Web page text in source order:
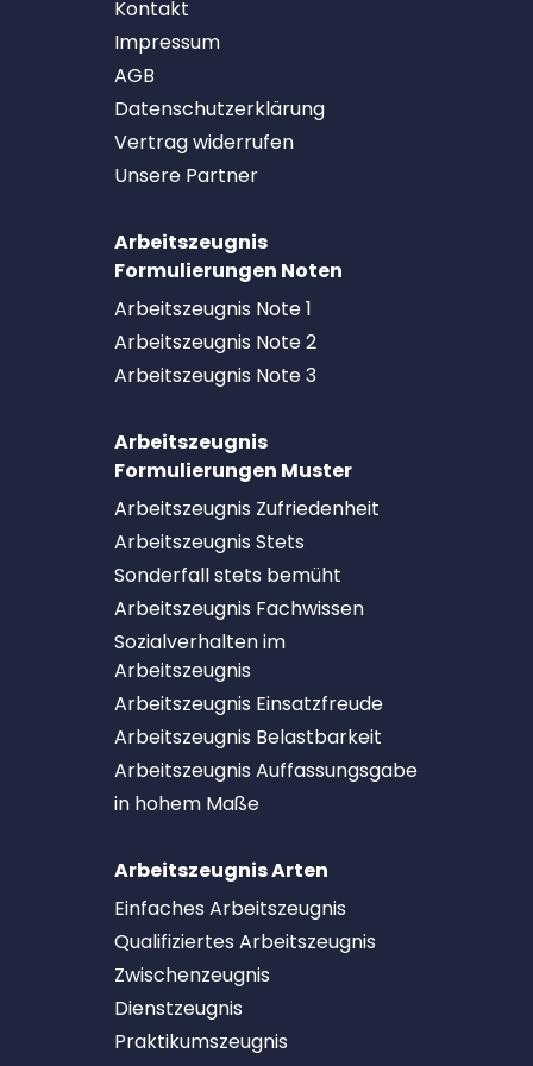
Kontakt
Impressum
AGB
Datenschutzerklärung
Vertrag widerrufen
Unsere Partner
Arbeitszeugnis
Formulierungen Noten
Arbeitszeugnis Note 1
Arbeitszeugnis Note 2
Arbeitszeugnis Note 3
Arbeitszeugnis
Formulierungen Muster
Arbeitszeugnis Zufriedenheit
Arbeitszeugnis Stets
Sonderfall stets bemüht
Arbeitszeugnis Fachwissen
Sozialverhalten im
Arbeitszeugnis
Arbeitszeugnis Einsatzfreude
Arbeitszeugnis Belastbarkeit
Arbeitszeugnis Auffassungsgabe
in hohem Maße
Arbeitszeugnis Arten
Einfaches Arbeitszeugnis
Qualifiziertes Arbeitszeugnis
Zwischenzeugnis
Dienstzeugnis
Praktikumszeugnis